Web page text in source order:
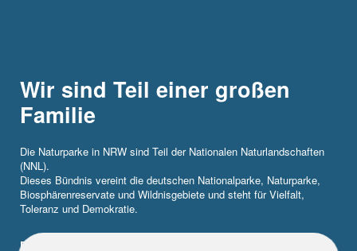
Wir sind Teil einer großen
Familie
Die Naturparke in NRW sind Teil der Nationalen Naturlandschaften
(NNL).
Dieses Bündnis vereint die deutschen Nationalparke, Naturparke,
Biosphärenreservate und Wildnisgebiete und steht für Vielfalt,
Toleranz und Demokratie.
Erfahre hier mehr!